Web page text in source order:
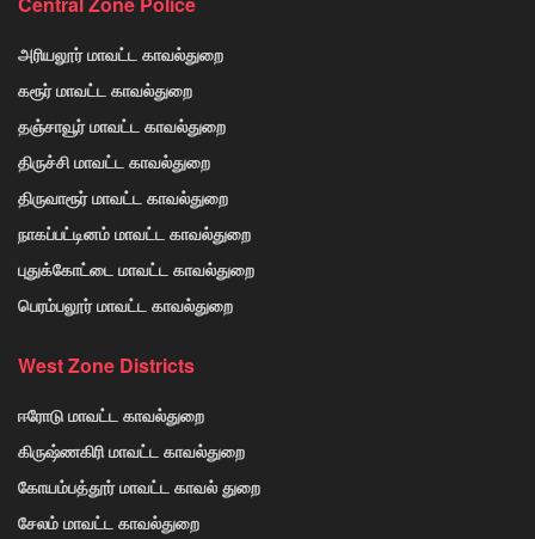
அரியலூர் மாவட்ட காவல்துறை
கரூர் மாவட்ட காவல்துறை
தஞ்சாவூர் மாவட்ட காவல்துறை
திருச்சி மாவட்ட காவல்துறை
திருவாரூர் மாவட்ட காவல்துறை
நாகப்பட்டினம் மாவட்ட காவல்துறை
புதுக்கோட்டை மாவட்ட காவல்துறை
பெரம்பலூர் மாவட்ட காவல்துறை
West Zone Districts
ஈரோடு மாவட்ட காவல்துறை
கிருஷ்ணகிரி மாவட்ட காவல்துறை
கோயம்பத்தூர் மாவட்ட காவல் துறை
சேலம் மாவட்ட காவல்துறை